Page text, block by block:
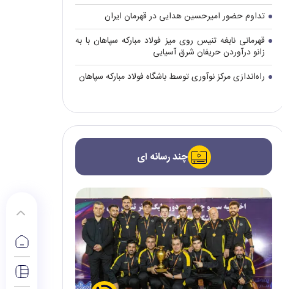
تداوم حضور امیرحسین هدایی در قهرمان ایران
قهرمانی نابغه تنیس روی میز فولاد مبارکه سپاهان با به
زانو درآوردن حریفان شرق آسیایی
راه‌اندازی مرکز نوآوری توسط باشگاه فولاد مبارکه سپاهان
چند رسانه ای